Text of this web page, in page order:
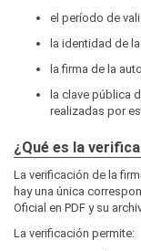
el período de
la identidad de
la firma de la
la clave pública
realizadas por
¿Qué es la
La verificación de la
hay una única
Oficial en PDF y su
La verificación permite: